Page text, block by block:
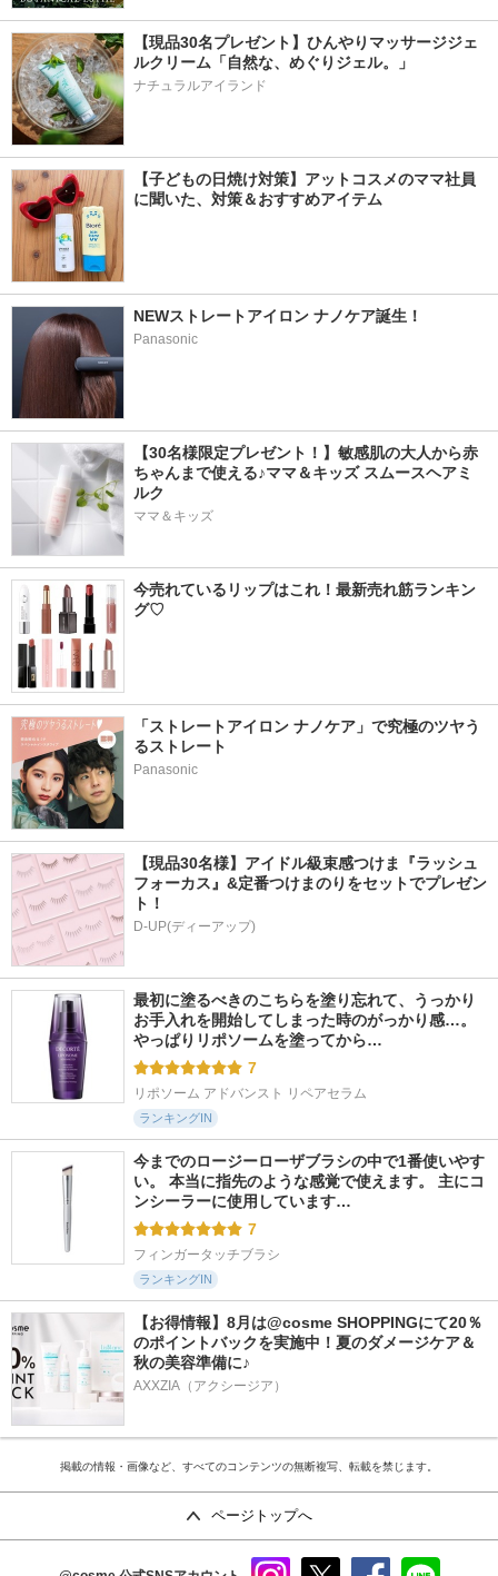
【現品30名プレゼント】ひんやりマッサージジェ
ルクリーム「自然な、めぐりジェル。」
ナチュラルアイランド
【子どもの日焼け対策】アットコスメのママ社員
に聞いた、対策＆おすすめアイテム
NEWストレートアイロン ナノケア誕生！
Panasonic
【30名様限定プレゼント！】敏感肌の大人から赤
ちゃんまで使える♪ママ＆キッズ スムースヘアミ
ルク
ママ＆キッズ
今売れているリップはこれ！最新売れ筋ランキン
グ♡
「ストレートアイロン ナノケア」で究極のツヤう
るストレート
Panasonic
【現品30名様】アイドル級束感つけま『ラッシュ
フォーカス』&定番つけまのりをセットでプレゼン
ト！
D-UP(ディーアップ)
最初に塗るべきのこちらを塗り忘れて、うっかり
お手入れを開始してしまった時のがっかり感…。
やっぱりリポソームを塗ってから…
7
リポソーム アドバンスト リペアセラム
ランキングIN
今までのロージーローザブラシの中で1番使いやす
い。 本当に指先のような感覚で使えます。 主にコ
ンシーラーに使用しています…
7
フィンガータッチブラシ
ランキングIN
【お得情報】8月は@cosme SHOPPINGにて20％
のポイントバックを実施中！夏のダメージケア＆
秋の美容準備に♪
AXXZIA（アクシージア）
掲載の情報・画像など、すべてのコンテンツの無断複写、転載を禁じます。
ページトップへ